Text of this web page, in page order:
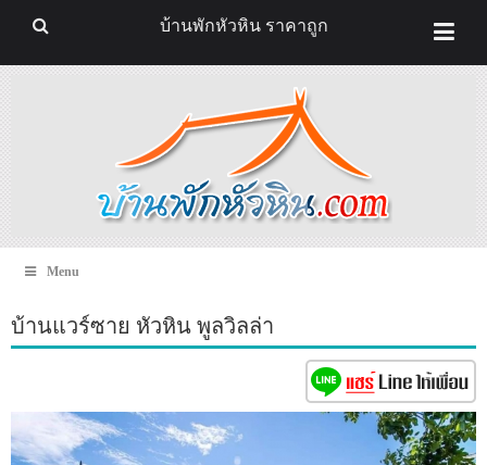
Menu
บ้านแวร์ซาย หัวหิน พูลวิลล่า
บ้านพักหัวหิน ราคาถูก